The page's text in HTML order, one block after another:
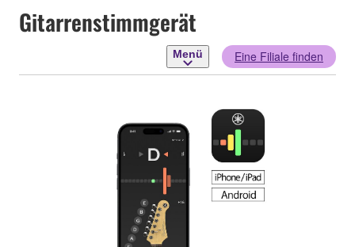
Gitarrenstimmgerät
Menü Eine Filiale finden